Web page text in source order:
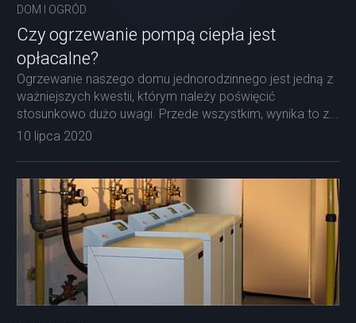
DOM I OGRÓD
Czy ogrzewanie pompą ciepła jest
opłacalne?
Ogrzewanie naszego domu jednorodzinnego jest jedną z
ważniejszych kwestii, którym należy poświęcić
stosunkowo dużo uwagi. Przede wszystkim, wynika to z...
10 lipca 2020